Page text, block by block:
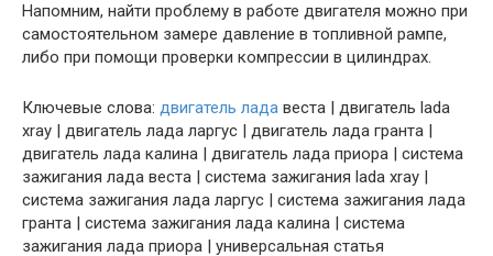
Напомним, найти проблему в работе двигателя можно при
самостоятельном замере давление в топливной рампе,
либо при помощи проверки компрессии в цилиндрах.
Ключевые слова: двигатель лада веста | двигатель lada
xray | двигатель лада ларгус | двигатель лада гранта |
двигатель лада калина | двигатель лада приора | система
зажигания лада веста | система зажигания lada xray |
система зажигания лада ларгус | система зажигания лада
гранта | система зажигания лада калина | система
зажигания лада приора | универсальная статья